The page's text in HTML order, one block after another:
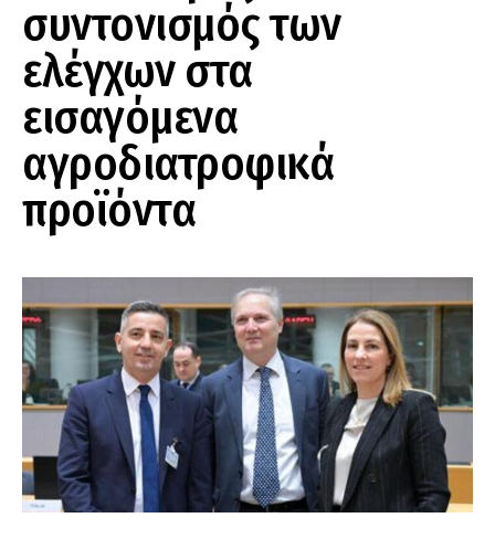
συντονισμός των
ελέγχων στα
εισαγόμενα
αγροδιατροφικά
προϊόντα